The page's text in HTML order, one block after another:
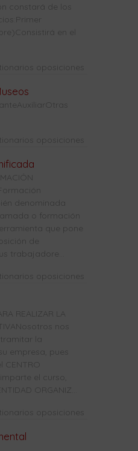
constará de los
en el
oposiciones
oposiciones
denominada
o formación
que pone
de
trabajadore...
oposiciones
REALIZAR LA
nos
la
empresa, pues
el curso,
ORGANIZ...
oposiciones